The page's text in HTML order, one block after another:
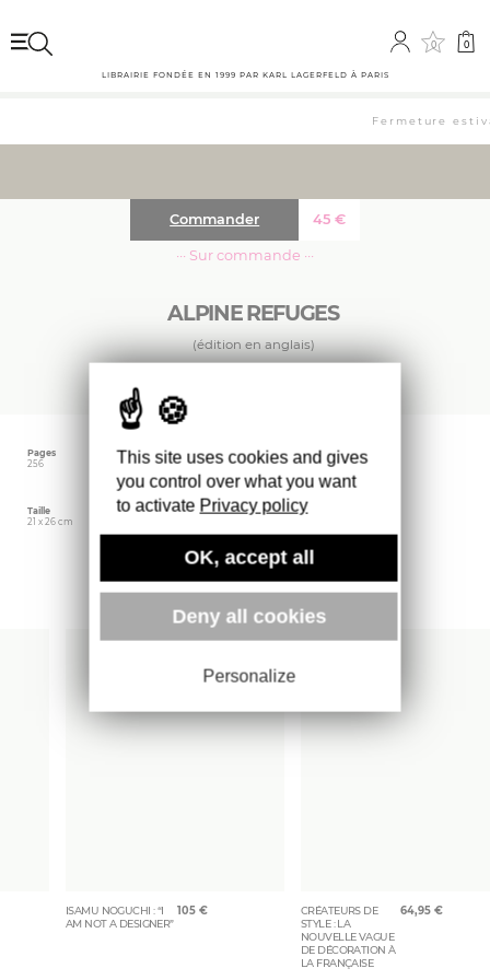
0 0
LIBRAIRIE FONDÉE EN 1999 PAR KARL LAGERFELD À PARIS
Fermeture
ALPINE REFUGES
(édition en anglais)
45 €
Commander
··· Sur commande ···
Pages
256
Langue
Anglais
Date d'édition
octobre 2025
Taille
21 x 26 cm
Éditeur
Plus d'ouvrages
ISAMU NOGUCHI : “I
AM NOT A DESIGNER”
105 €
CRÉATEURS DE
STYLE : LA
NOUVELLE VAGUE
DE DÉCORATION À
LA FRANÇAISE
64,95 €
This site uses cookies and gives
you control over what you want
to activate Privacy policy
OK, accept all
Deny all cookies
Personalize